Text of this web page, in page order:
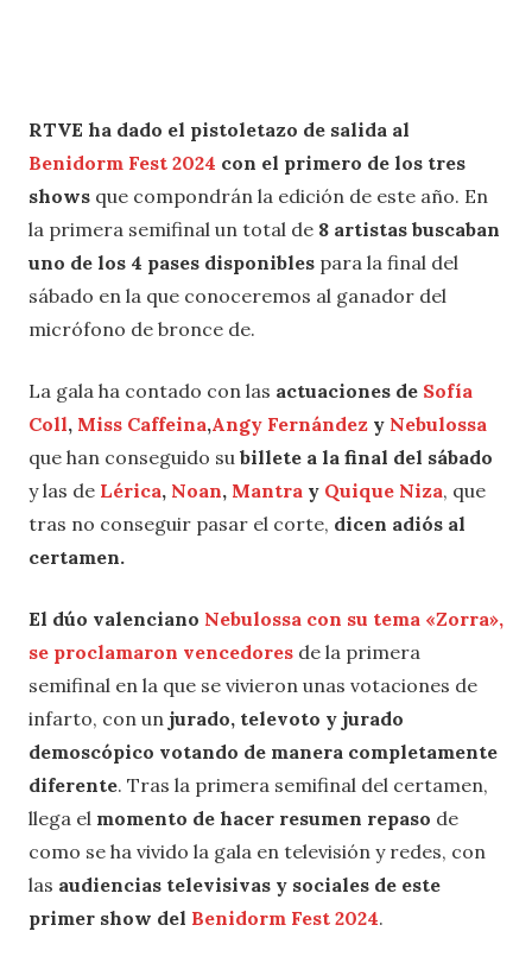
RTVE ha dado el pistoletazo de salida al
Benidorm Fest 2024 con el primero de los tres
shows que compondrán la edición de este año. En
la primera semifinal un total de 8 artistas buscaban
uno de los 4 pases disponibles para la final del
sábado en la que conoceremos al ganador del
micrófono de bronce de.
La gala ha contado con las actuaciones de Sofía
Coll, Miss Caffeina,Angy Fernández y Nebulossa
que han conseguido su billete a la final del sábado
y las de Lérica, Noan, Mantra y Quique Niza, que
tras no conseguir pasar el corte, dicen adiós al
certamen.
El dúo valenciano Nebulossa con su tema «Zorra»,
se proclamaron vencedores de la primera
semifinal en la que se vivieron unas votaciones de
infarto, con un jurado, televoto y jurado
demoscópico votando de manera completamente
diferente. Tras la primera semifinal del certamen,
llega el momento de hacer resumen repaso de
como se ha vivido la gala en televisión y redes, con
las audiencias televisivas y sociales de este
primer show del Benidorm Fest 2024.